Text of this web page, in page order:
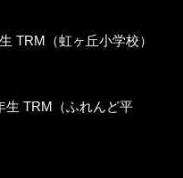
TRM（虹ヶ丘小学校）
生 TRM（ふれんど平